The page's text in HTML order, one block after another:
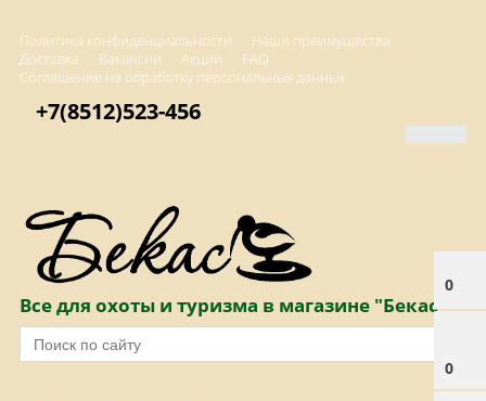
Политика конфиденциальности
Наши преимущества
Доставка
Вакансии Акции
FAQ
Соглашение на обработку персональных данных
0
0
+7(8512)523-456
Все для охоты и туризма в магазине "Бекас"